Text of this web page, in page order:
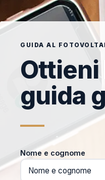
GUIDA AL
Ottieni
guida
Nome e cognome